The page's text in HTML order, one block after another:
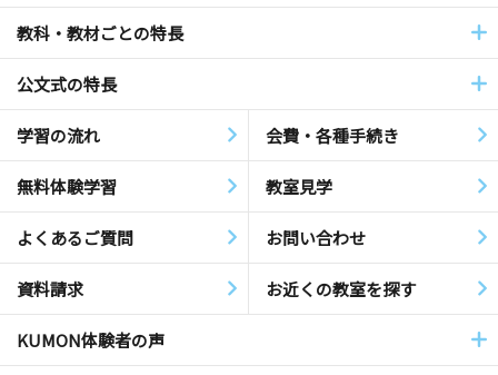
教科・教材ごとの特長
公文式の特長
学習の流れ 会費・各種手続き
無料体験学習 教室見学
よくあるご質問 お問い合わせ
資料請求 お近くの教室を探す
KUMON体験者の声